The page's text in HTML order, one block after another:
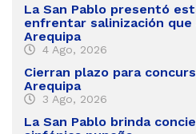
La San Pablo presentó
enfrentar salinización que
Arequipa
4 Ago, 2026
Cierran plazo para
Arequipa
3 Ago, 2026
La San Pablo brinda